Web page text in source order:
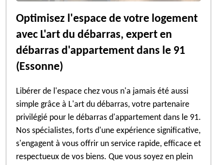
Optimisez l'espace de votre logement
avec L'art du débarras, expert en
débarras d'appartement dans le 91
(Essonne)
Libérer de l'espace chez vous n'a jamais été aussi
simple grâce à L'art du débarras, votre partenaire
privilégié pour le débarras d'appartement dans le 91.
Nos spécialistes, forts d'une expérience significative,
s'engagent à vous offrir un service rapide, efficace et
respectueux de vos biens. Que vous soyez en plein